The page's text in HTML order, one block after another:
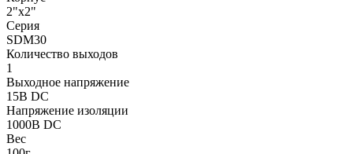
2"x2"
Серия
SDM30
Количество выходов
1
Выходное напряжение
15В DC
Напряжение изоляции
1000В DC
Вес